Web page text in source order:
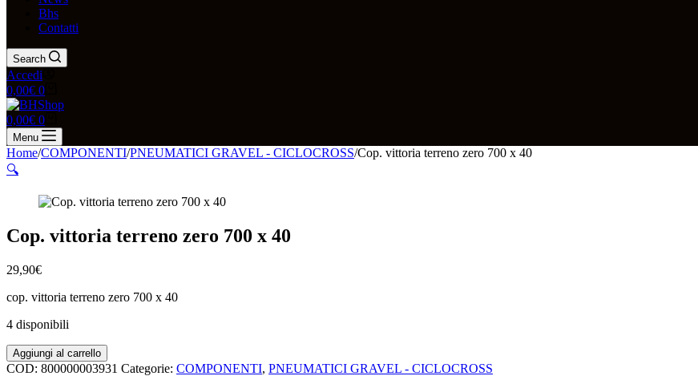
Bhs
Contatti
Search
Accedi
Carrello
0,00€ 0
Carrello
0,00€ 0
Menu
Home/COMPONENTI/PNEUMATICI GRAVEL - CICLOCROSS/Cop. vittoria terreno zero 700 x 40
🔍
Cop. vittoria terreno zero 700 x 40
29,90€
cop. vittoria terreno zero 700 x 40
4 disponibili
Cop.
vittoria
Aggiungi al carrello
COD: 800000003931 Categorie: COMPONENTI, PNEUMATICI GRAVEL - CICLOCROSS